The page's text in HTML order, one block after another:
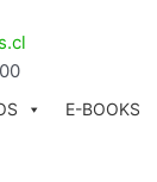
E-BOOKS